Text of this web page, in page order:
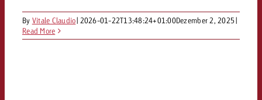
By Vitale Claudio| 2026-01-22T13:48:24+01:00Dezember 2, 2025|
Read More